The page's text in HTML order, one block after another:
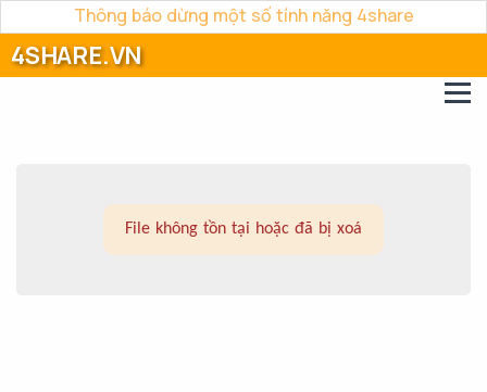
Thông báo dừng một số tính năng 4share
4SHARE.VN
File không tồn tại hoặc đã bị xoá